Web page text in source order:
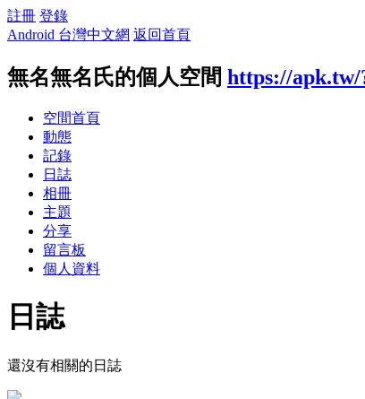
註冊 登錄
Android 台灣中文網 返回首頁
無名無名氏的個人空間 https://apk.tw/
空間首頁
動態
記錄
日誌
相冊
主題
分享
留言板
個人資料
日誌
還沒有相關的日誌